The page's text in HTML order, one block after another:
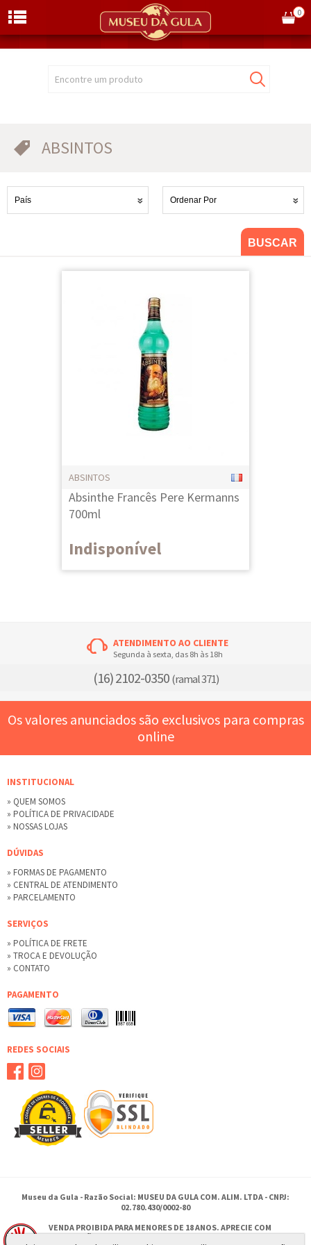
Encontre um produto
0
ABSINTOS
BUSCAR
ABSINTOS
Absinthe Francês Pere Kermanns
700ml
Indisponível
ATENDIMENTO AO CLIENTE
Segunda à sexta, das 8h às 18h
(16) 2102-0350(ramal 371)
Os valores anunciados são exclusivos para compras
online
INSTITUCIONAL
» QUEM SOMOS
» POLÍTICA DE PRIVACIDADE
» NOSSAS LOJAS
DÚVIDAS
» FORMAS DE PAGAMENTO
» CENTRAL DE ATENDIMENTO
» PARCELAMENTO
SERVIÇOS
» POLÍTICA DE FRETE
» TROCA E DEVOLUÇÃO
» CONTATO
PAGAMENTO
REDES SOCIAIS
Museu da Gula - Razão Social: MUSEU DA GULA COM. ALIM. LTDA - CNPJ:
02.780.430/0002-80
VENDA PROIBIDA PARA MENORES DE 18 ANOS. APRECIE COM
MODERAÇÃO.